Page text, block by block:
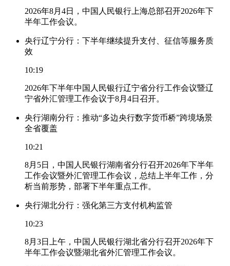
2026年8月4日，中国人民银行上海总部召开2026年下
半年工作会议。
央行辽宁分行：下半年继续提升支付、征信等服务质
效
10:19
2026年下半年中国人民银行辽宁省分行工作会议暨辽
宁省外汇管理工作会议于8月4日召开。
央行湖南分行：推动“多边央行数字货币桥”跨境场景
全省覆盖
10:21
8月5日，中国人民银行湖南省分行召开2026年下半年
工作会议暨外汇管理工作会议，总结上半年工作，分
析当前形势，部署下半年重点工作。
央行湖北分行：强化第三方支付机构监管
10:23
8月3日上午，中国人民银行湖北省分行召开2026年下
半年工作会议暨湖北省外汇管理工作会议。